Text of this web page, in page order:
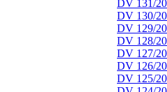
DV 131/
DV 130/
DV 129/
DV 128/
DV 127/
DV 126/
DV 125/